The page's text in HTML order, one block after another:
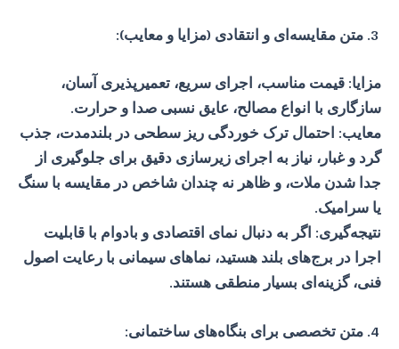
متن مقایسه‌ای و انتقادی (مزایا و معایب):
مزایا: قیمت مناسب، اجرای سریع، تعمیرپذیری آسان،
سازگاری با انواع مصالح، عایق نسبی صدا و حرارت.
معایب: احتمال ترک خوردگی ریز سطحی در بلندمدت، جذب
گرد و غبار، نیاز به اجرای زیرسازی دقیق برای جلوگیری از
جدا شدن ملات، و ظاهر نه چندان شاخص در مقایسه با سنگ
یا سرامیک.
نتیجه‌گیری: اگر به دنبال نمای اقتصادی و بادوام با قابلیت
اجرا در برج‌های بلند هستید، نماهای سیمانی با رعایت اصول
فنی، گزینه‌ای بسیار منطقی هستند.
متن تخصصی برای بنگاه‌های ساختمانی: